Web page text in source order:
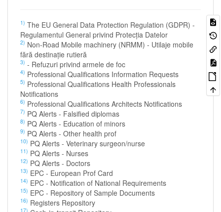
1) The EU General Data Protection Regulation (GDPR) -
Regulamentul General privind Protecția Datelor
2) Non-Road Mobile machinery (NRMM) - Utilaje mobile
fără destinație rutieră
3) - Refuzuri privind armele de foc
4) Professional Qualifications Information Requests
5) Professional Qualifications Health Professionals
Notifications
6) Professional Qualifications Architects Notifications
7) PQ Alerts - Falsified diplomas
8) PQ Alerts - Education of minors
9) PQ Alerts - Other health prof
10) PQ Alerts - Veterinary surgeon/nurse
11) PQ Alerts - Nurses
12) PQ Alerts - Doctors
13) EPC - European Prof Card
14) EPC - Notification of National Requirements
15) EPC - Repository of Sample Documents
16) Registers Repository
17)